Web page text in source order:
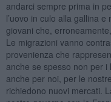
andarci sempre prima in
l’uovo in culo alla gallina
giovani che,
Le migrazioni vanno
provenienza che
anche se spesso non per
anche per noi, per le
richiedono nuovi mercati.